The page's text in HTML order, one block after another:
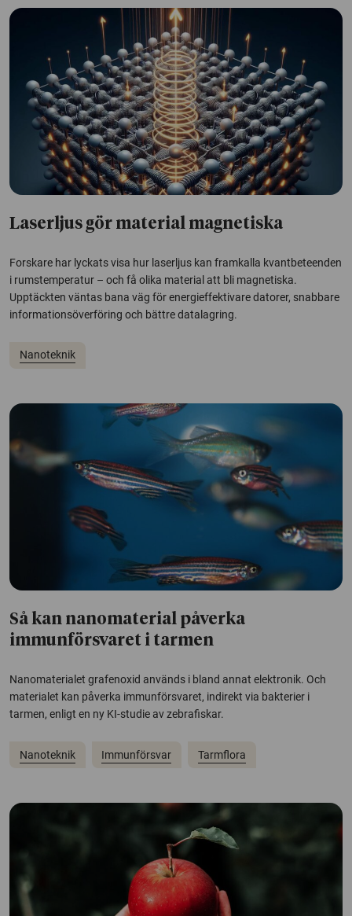
Laserljus gör material magnetiska
Forskare har lyckats visa hur laserljus kan framkalla kvantbeteenden
i rumstemperatur – och få olika material att bli magnetiska.
Upptäckten väntas bana väg för energieffektivare datorer, snabbare
informationsöverföring och bättre datalagring.
Nanoteknik
Så kan nanomaterial påverka
immunförsvaret i tarmen
Nanomaterialet grafenoxid används i bland annat elektronik. Och
materialet kan påverka immunförsvaret, indirekt via bakterier i
tarmen, enligt en ny KI-studie av zebrafiskar.
Nanoteknik Immunförsvar Tarmflora